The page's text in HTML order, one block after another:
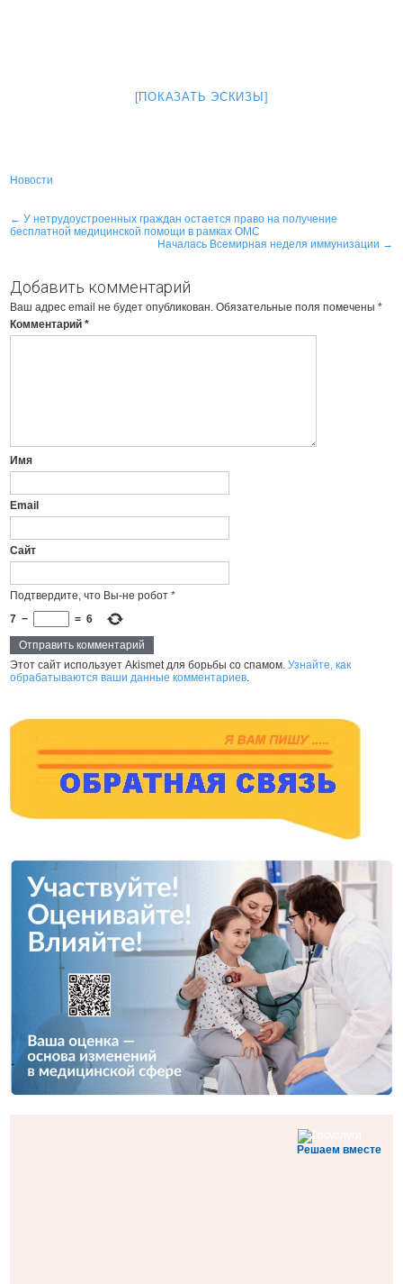
[ПОКАЗАТЬ ЭСКИЗЫ]
Новости
Навигация
← У нетрудоустроенных граждан остается право на получение
бесплатной медицинской помощи в рамках ОМС
Началась Всемирная неделя иммунизации →
Добавить комментарий
Ваш адрес email не будет опубликован. Обязательные поля помечены*
Комментарий*
Имя
Email
Сайт
Подтвердите, что Вы-не робот *
7 − = 6
Этот сайт использует Akismet для борьбы со спамом.Узнайте, как
обрабатываются ваши данные комментариев
Решаем вместе